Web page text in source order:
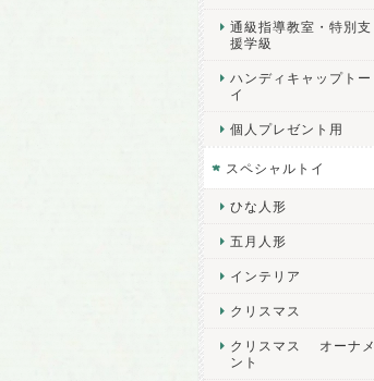
通級指導教室・特別支
援学級
ハンディキャップトー
イ
個人プレゼント用
スペシャルトイ
ひな人形
五月人形
インテリア
クリスマス
クリスマス オーナメ
ント